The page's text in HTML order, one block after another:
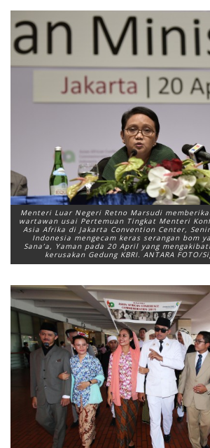
Menteri Luar Negeri Retno Marsudi
wartawan usai Pertemuan Tingkat Menteri
Asia Afrika di Jakarta Convention Center,
Indonesia mengecam keras serangan bom
Sana’a, Yaman pada 20 April yang
kerusakan Gedung KBRI. ANTARA FOTO/